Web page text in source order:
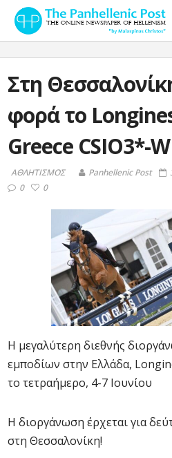
Στη
φορά το
Greece CSIO3*-
ΑΘΛΗΤΙΣΜΟΣ Panhellenic Post
0
0
H μεγαλύτερη διεθνής
εμποδίων στην Ελλάδα,
το τετραήμερο, 4-7 Ιουνίου
H διοργάνωση έρχεται για
στη Θεσσαλονίκη!